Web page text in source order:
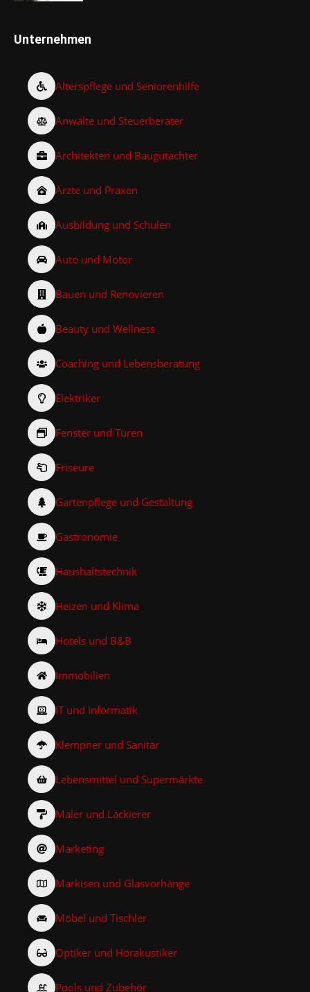
Unternehmen
Alterspflege und Seniorenhilfe
Anwälte und Steuerberater
Architekten und Baugutachter
Ärzte und Praxen
Ausbildung und Schulen
Auto und Motor
Bauen und Renovieren
Beauty und Wellness
Coaching und Lebensberatung
Elektriker
Fenster und Türen
Friseure
Gartenpflege und Gestaltung
Gastronomie
Haushaltstechnik
Heizen und Klima
Hotels und B&B
Immobilien
IT und Informatik
Klempner und Sanitär
Lebensmittel und Supermärkte
Maler und Lackierer
Marketing
Markisen und Glasvorhänge
Möbel und Tischler
Optiker und Hörakustiker
Pools und Zubehör